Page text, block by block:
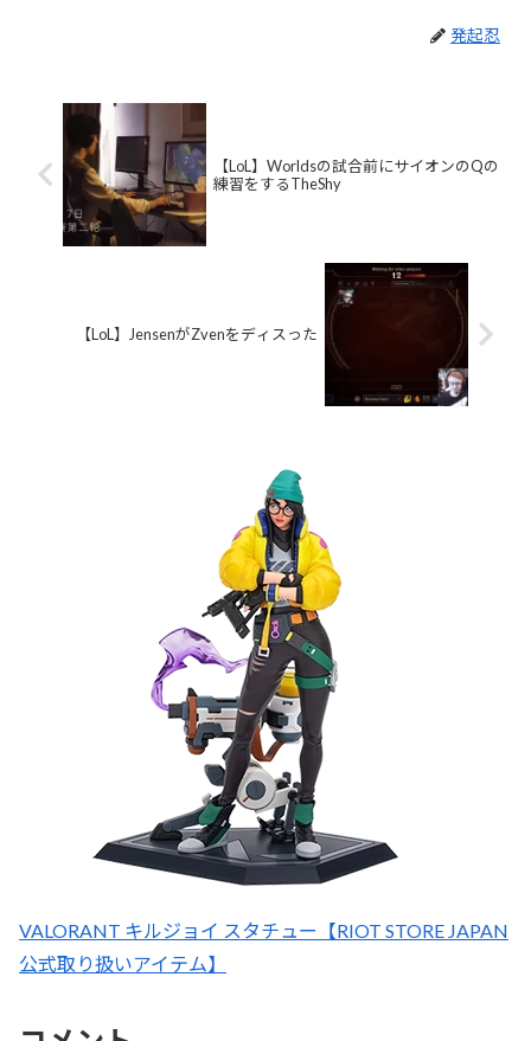
発起忍
【LoL】Worldsの試合前にサイオンのQの
練習をするTheShy
【LoL】JensenがZvenをディスった
VALORANT キルジョイ スタチュー【RIOT STORE JAPAN
公式取り扱いアイテム】